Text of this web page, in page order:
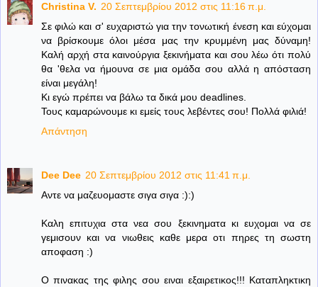
Christina V. 20 Σεπτεμβρίου 2012 στις 11:16 π.μ.
Σε φιλώ και σ' ευχαριστώ για την τονωτική ένεση και εύχομαι
να βρίσκουμε όλοι μέσα μας την κρυμμένη μας δύναμη!
Καλή αρχή στα καινούργια ξεκινήματα και σου λέω ότι πολύ
θα 'θελα να ήμουνα σε μια ομάδα σου αλλά η απόσταση
είναι μεγάλη!
Κι εγώ πρέπει να βάλω τα δικά μου deadlines.
Τους καμαρώνουμε κι εμείς τους λεβέντες σου! Πολλά φιλιά!
Απάντηση
Dee Dee 20 Σεπτεμβρίου 2012 στις 11:41 π.μ.
Αντε να μαζευομαστε σιγα σιγα :):)
Καλη επιτυχια στα νεα σου ξεκινηματα κι ευχομαι να σε
γεμισουν και να νιωθεις καθε μερα οτι πηρες τη σωστη
αποφαση :)
Ο πινακας της φιλης σου ειναι εξαιρετικος!!! Καταπληκτικη